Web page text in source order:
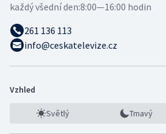
každý všední den:8:00—16:00 hodin
261 136 113
info@ceskatelevize.cz
Vzhled
Světlý Tmavý